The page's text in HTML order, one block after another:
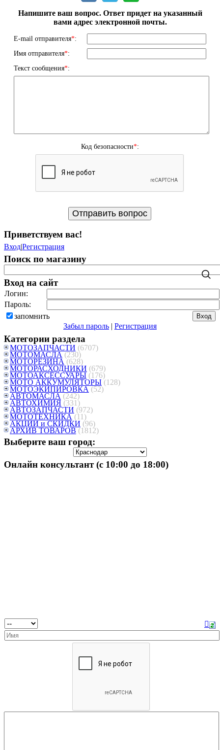
Напишите ваш вопрос. Ответ придет на указанный
вами адрес электронной почты.
E-mail отправителя*:
Имя отправителя*:
Текст сообщения*:
Код безопасности*:
Приветствуем вас!
Вход|Регистрация
Поиск по магазину
Вход на сайт
Логин:
Пароль:
запомнить
Забыл пароль | Регистрация
Категории раздела
МОТОЗАПЧАСТИ (6707)
МОТОМАСЛА (230)
МОТОРЕЗИНА (628)
МОТОРАСХОДНИКИ (679)
МОТОАКСЕССУАРЫ (176)
МОТО АККУМУЛЯТОРЫ (128)
МОТОЭКИПИРОВКА (52)
АВТОМАСЛА (242)
АВТОХИМИЯ (331)
АВТОЗАПЧАСТИ (972)
МОТОТЕХНИКА (11)
АКЦИИ и СКИДКИ (96)
АРХИВ ТОВАРОВ (1812)
Выберите ваш город:
Онлайн консультант (с 10:00 до 18:00)